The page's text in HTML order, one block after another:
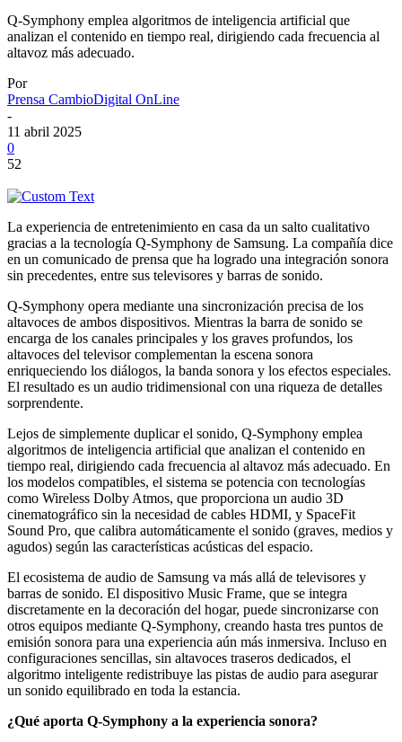
Q-Symphony emplea algoritmos de inteligencia artificial que
analizan el contenido en tiempo real, dirigiendo cada frecuencia al
altavoz más adecuado.
Por
Prensa CambioDigital OnLine
-
11 abril 2025
0
52
La experiencia de entretenimiento en casa da un salto cualitativo
gracias a la tecnología Q-Symphony de Samsung. La compañía dice
en un comunicado de prensa que ha logrado una integración sonora
sin precedentes, entre sus televisores y barras de sonido.
Q-Symphony opera mediante una sincronización precisa de los
altavoces de ambos dispositivos. Mientras la barra de sonido se
encarga de los canales principales y los graves profundos, los
altavoces del televisor complementan la escena sonora
enriqueciendo los diálogos, la banda sonora y los efectos especiales.
El resultado es un audio tridimensional con una riqueza de detalles
sorprendente.
Lejos de simplemente duplicar el sonido, Q-Symphony emplea
algoritmos de inteligencia artificial que analizan el contenido en
tiempo real, dirigiendo cada frecuencia al altavoz más adecuado. En
los modelos compatibles, el sistema se potencia con tecnologías
como Wireless Dolby Atmos, que proporciona un audio 3D
cinematográfico sin la necesidad de cables HDMI, y SpaceFit
Sound Pro, que calibra automáticamente el sonido (graves, medios y
agudos) según las características acústicas del espacio.
El ecosistema de audio de Samsung va más allá de televisores y
barras de sonido. El dispositivo Music Frame, que se integra
discretamente en la decoración del hogar, puede sincronizarse con
otros equipos mediante Q-Symphony, creando hasta tres puntos de
emisión sonora para una experiencia aún más inmersiva. Incluso en
configuraciones sencillas, sin altavoces traseros dedicados, el
algoritmo inteligente redistribuye las pistas de audio para asegurar
un sonido equilibrado en toda la estancia.
¿Qué aporta Q-Symphony a la experiencia sonora?